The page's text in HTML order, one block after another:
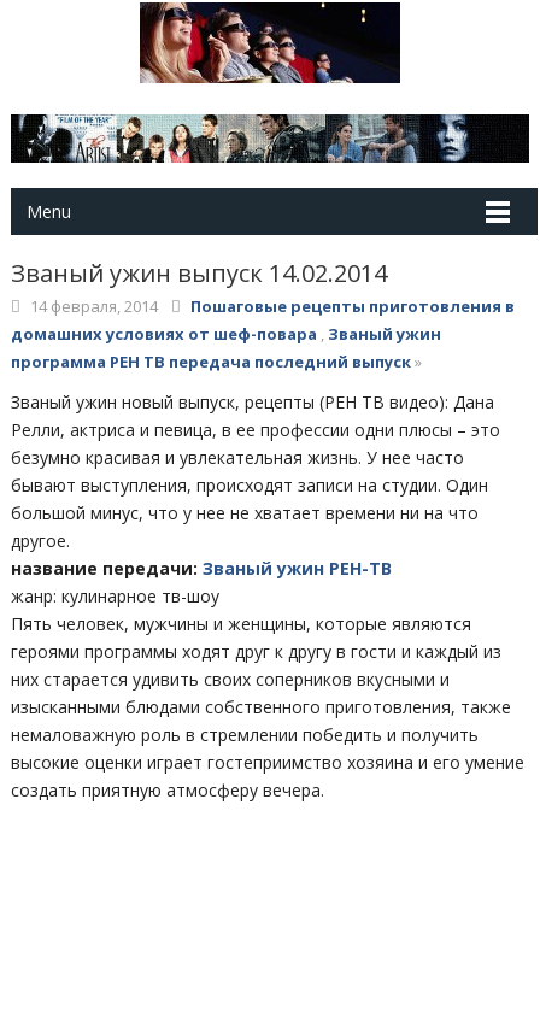
Menu
Званый ужин выпуск 14.02.2014
14 февраля, 2014
Пошаговые рецепты приготовления в
домашних условиях от шеф-повара
Званый ужин
программа РЕН ТВ передача последний выпуск»
Званый ужин новый выпуск, рецепты (РЕН ТВ видео): Дана
Релли, актриса и певица, в ее профессии одни плюсы – это
безумно красивая и увлекательная жизнь. У нее часто
бывают выступления, происходят записи на студии. Один
большой минус, что у нее не хватает времени ни на что
другое.
название передачи: Званый ужин РЕН-ТВ
жанр: кулинарное тв-шоу
Пять человек, мужчины и женщины, которые являются
героями программы ходят друг к другу в гости и каждый из
них старается удивить своих соперников вкусными и
изысканными блюдами собственного приготовления, также
немаловажную роль в стремлении победить и получить
высокие оценки играет гостеприимство хозяина и его умение
создать приятную атмосферу вечера.